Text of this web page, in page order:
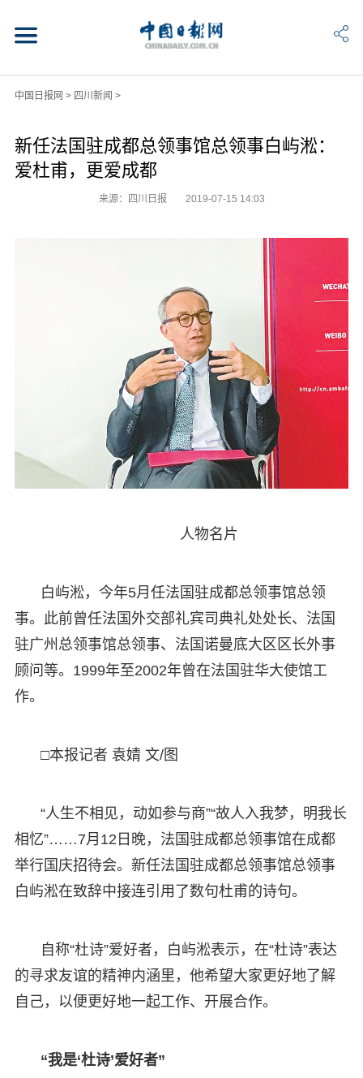
中国日报网 > 四川新闻 >
新任法国驻成都总领事馆总领事白屿淞：
爱杜甫，更爱成都
来源：四川日报 2019-07-15 14:03
人物名片
白屿淞，今年5月任法国驻成都总领事馆总领
事。此前曾任法国外交部礼宾司典礼处处长、法国
驻广州总领事馆总领事、法国诺曼底大区区长外事
顾问等。1999年至2002年曾在法国驻华大使馆工
作。
□本报记者 袁婧 文/图
“人生不相见，动如参与商”“故人入我梦，明我长
相忆”……7月12日晚，法国驻成都总领事馆在成都
举行国庆招待会。新任法国驻成都总领事馆总领事
白屿淞在致辞中接连引用了数句杜甫的诗句。
自称“杜诗”爱好者，白屿淞表示，在“杜诗”表达
的寻求友谊的精神内涵里，他希望大家更好地了解
自己，以便更好地一起工作、开展合作。
“我是‘杜诗’爱好者”